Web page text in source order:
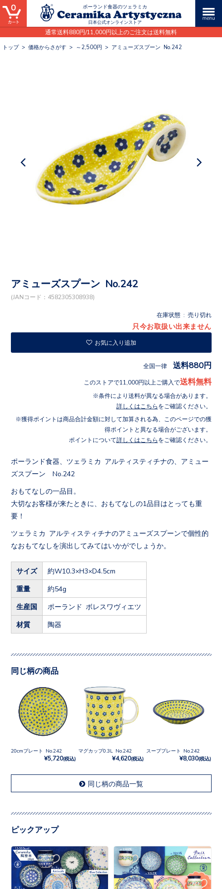
ポーランド食器のツェラミカ
日本公式オンラインストア
通常送料880円/11,000円以上のご注文は送料無料
0
トップ> 価格からさがす > ～2,500円 > アミューズスプーン No.242
アミューズスプーン No.242
(JANコード：4582305308938)
在庫状態 : 売り切れ
只今お取扱い出来ません
お気に入り追加
全国一律 送料880円
このストアで11,000円以上ご購入で送料無料
条件により送料が異なる場合があります。
詳しくはこちら をご確認ください。
獲得ポイントは商品合計金額に対して加算される為、このページでの獲
得ポイントと異なる場合がございます。
ポイントについて詳しくはこちら をご確認ください。
ポーランド食器、ツェラミカ アルティスティチナの、アミュー
ズスプーン No.242
おもてなしの一品目。
大切なお客様が来たときに、おもてなしの1品目はとっても重
要！
ツェラミカ アルティスティチナのアミューズスプーンで個性的
なおもてなしを演出してみてはいかがでしょうか。
サイズ 約W10.3×H3×D4.5cm
重量 約54g
生産国 ポーランド ボレスワヴィエツ
材質 陶器
同じ柄の商品
20cmプレート No.242
¥5,720(税込)
マグカップ0.3L No.242
¥4,620(税込)
スーププレート No.242
¥8,030(税込)
同じ柄の商品一覧
ピックアップ